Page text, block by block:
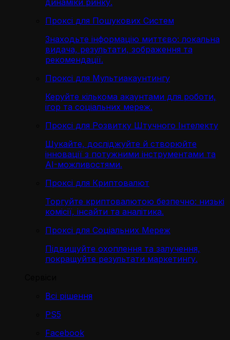
динаміки ринку.
Проксі для Пошукових Систем
Знаходьте інформацію миттєво: локальна
видача, результати, зображення та
рекомендації.
Проксі для Мультиакаунтингу
Керуйте кількома акаунтами для роботи,
ігор та соціальних мереж.
Проксі для Розвитку Штучного Інтелекту
Шукайте, досліджуйте й створюйте
інновації з потужними інструментами та
AI-можливостями.
Проксі для Криптовалют
Торгуйте криптовалютою безпечно: низькі
комісії, інсайти та аналітика.
Проксі для Соціальних Мереж
Підвищуйте охоплення та залучення,
покращуйте результати маркетингу.
Всі рішення
PS5
Facebook